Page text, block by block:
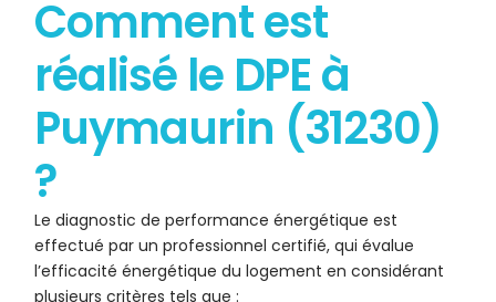
Comment est
réalisé le DPE à
Puymaurin (31230)
?
Le diagnostic de performance énergétique est
effectué par un professionnel certifié, qui évalue
l’efficacité énergétique du logement en considérant
plusieurs critères tels que :